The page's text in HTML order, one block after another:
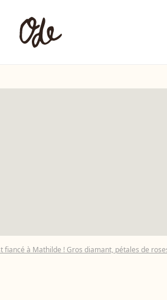
fiancé à Mathilde ! Gros diamant, pétales de